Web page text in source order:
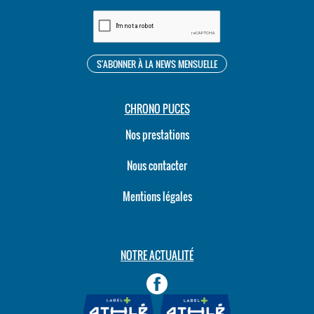
CHRONO PUCES
Nos prestations
Nous contacter
Mentions légales
NOTRE ACTUALITÉ